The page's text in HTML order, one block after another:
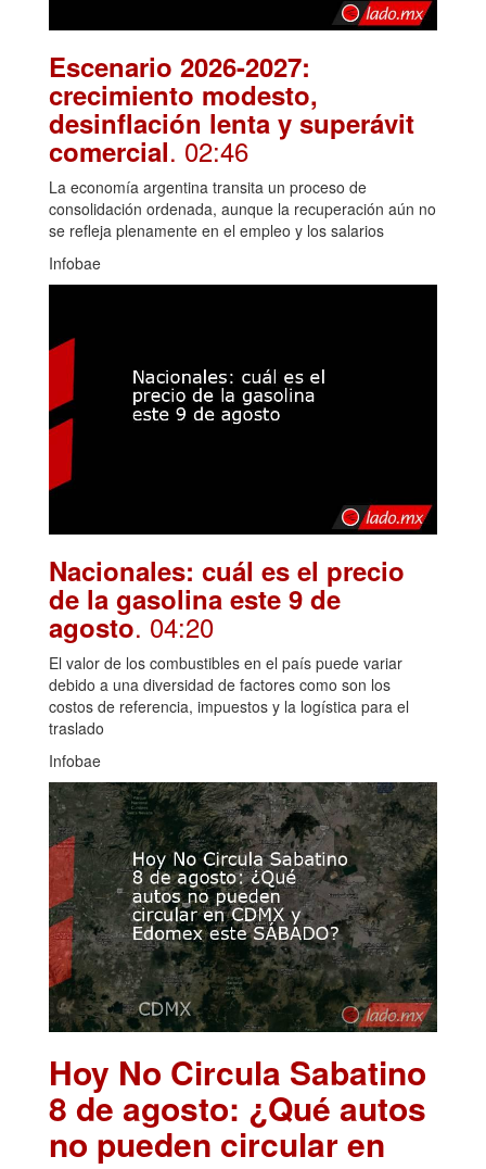
Escenario 2026-2027:
crecimiento modesto,
desinflación lenta y superávit
comercial. 02:46
La economía argentina transita un proceso de
consolidación ordenada, aunque la recuperación aún no
se refleja plenamente en el empleo y los salarios
Infobae
Nacionales: cuál es el precio
de la gasolina este 9 de
agosto. 04:20
El valor de los combustibles en el país puede variar
debido a una diversidad de factores como son los
costos de referencia, impuestos y la logística para el
traslado
Infobae
Hoy No Circula Sabatino
8 de agosto: ¿Qué autos
no pueden circular en